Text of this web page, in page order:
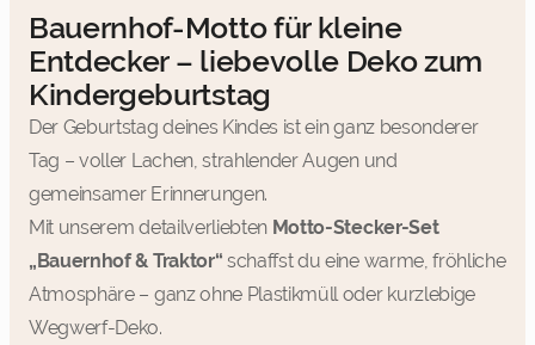
Bauernhof-Motto für kleine
Entdecker – liebevolle Deko zum
Kindergeburtstag
Der Geburtstag deines Kindes ist ein ganz besonderer
Tag – voller Lachen, strahlender Augen und
gemeinsamer Erinnerungen.
Mit unserem detailverliebten Motto-Stecker-Set
„Bauernhof & Traktor“ schaffst du eine warme, fröhliche
Atmosphäre – ganz ohne Plastikmüll oder kurzlebige
Wegwerf-Deko.